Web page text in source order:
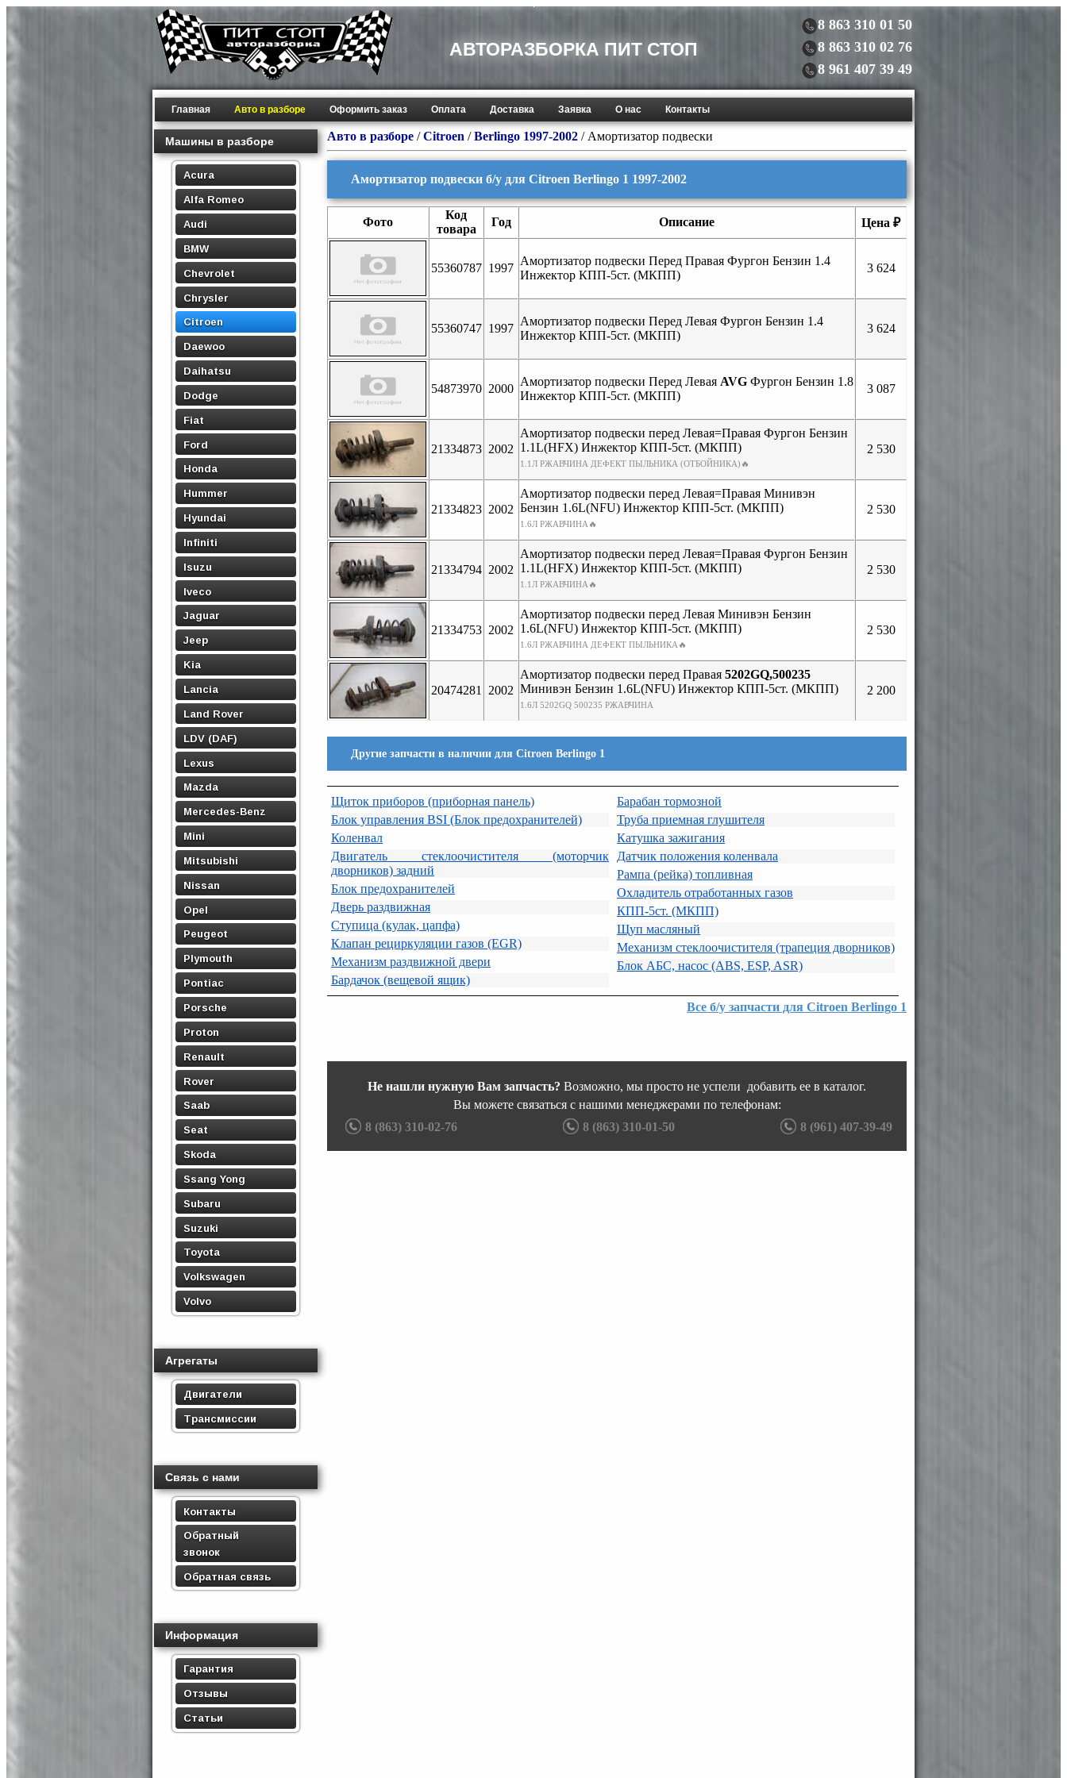
АВТОРАЗБОРКА ПИТ СТОП
8 863 310 01 50
8 863 310 02 76
8 961 407 39 49
Главная Авто в разборе Оформить заказ Оплата Доставка Заявка О нас Контакты
Машины в разборе
Acura
Alfa Romeo
Audi
BMW
Chevrolet
Chrysler
Citroen
Daewoo
Daihatsu
Dodge
Fiat
Ford
Honda
Hummer
Hyundai
Infiniti
Isuzu
Iveco
Jaguar
Jeep
Kia
Lancia
Land Rover
LDV (DAF)
Lexus
Mazda
Mercedes-Benz
Mini
Mitsubishi
Nissan
Opel
Peugeot
Plymouth
Pontiac
Porsche
Proton
Renault
Rover
Saab
Seat
Skoda
Ssang Yong
Subaru
Suzuki
Toyota
Volkswagen
Volvo
Агрегаты
Двигатели
Трансмиссии
Связь с нами
Контакты
Обратный
звонок
Обратная связь
Информация
Гарантия
Отзывы
Статьи
Авто в разборе /Citroen /Berlingo 1997-2002 / Амортизатор подвески
Амортизатор подвески б/у для Citroen Berlingo 1 1997-2002
Фото
Код
товара
Год Описание Цена ₽
55360787 1997
Амортизатор подвески Перед Правая Фургон Бензин 1.4
Инжектор КПП-5ст. (МКПП)
3 624
55360747 1997
Амортизатор подвески Перед Левая Фургон Бензин 1.4
Инжектор КПП-5ст. (МКПП)
3 624
54873970 2000
Амортизатор подвески Перед Левая AVG Фургон Бензин 1.8
Инжектор КПП-5ст. (МКПП)
3 087
21334873 2002
Амортизатор подвески перед Левая=Правая Фургон Бензин
1.1L(HFX) Инжектор КПП-5ст. (МКПП)
1.1Л РЖАВЧИНА ДЕФЕКТ ПЫЛЬНИКА (ОТБОЙНИКА)🔥
2 530
21334823 2002
Амортизатор подвески перед Левая=Правая Минивэн
Бензин 1.6L(NFU) Инжектор КПП-5ст. (МКПП)
1.6Л РЖАВЧИНА🔥
2 530
21334794 2002
Амортизатор подвески перед Левая=Правая Фургон Бензин
1.1L(HFX) Инжектор КПП-5ст. (МКПП)
1.1Л РЖАВЧИНА🔥
2 530
21334753 2002
Амортизатор подвески перед Левая Минивэн Бензин
1.6L(NFU) Инжектор КПП-5ст. (МКПП)
1.6Л РЖАВЧИНА ДЕФЕКТ ПЫЛЬНИКА🔥
2 530
20474281 2002
Амортизатор подвески перед Правая 5202GQ,500235
Минивэн Бензин 1.6L(NFU) Инжектор КПП-5ст. (МКПП)
1.6Л 5202GQ 500235 РЖАВЧИНА
2 200
Другие запчасти в наличии для Citroen Berlingo 1
Щиток приборов (приборная панель)
Блок управления BSI (Блок предохранителей)
Коленвал
Двигатель стеклоочистителя (моторчик
дворников) задний
Блок предохранителей
Дверь раздвижная
Ступица (кулак, цапфа)
Клапан рециркуляции газов (EGR)
Механизм раздвижной двери
Бардачок (вещевой ящик)
Барабан тормозной
Труба приемная глушителя
Катушка зажигания
Датчик положения коленвала
Рампа (рейка) топливная
Охладитель отработанных газов
КПП-5ст. (МКПП)
Щуп масляный
Механизм стеклоочистителя (трапеция дворников)
Блок АБС, насос (ABS, ESP, ASR)
Все б/у запчасти для Citroen Berlingo 1
Не нашли нужную Вам запчасть? Возможно, мы просто не успели добавить ее в каталог.
Вы можете связаться с нашими менеджерами по телефонам:
8 (863) 310-02-76
8 (863) 310-01-50 8 (961) 407-39-49